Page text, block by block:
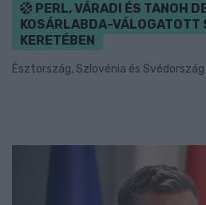
PERL, VÁRADI ÉS TANOH
KOSÁRLABDA-VÁLOGATOTT
KERETÉBEN
Észtország, Szlovénia és